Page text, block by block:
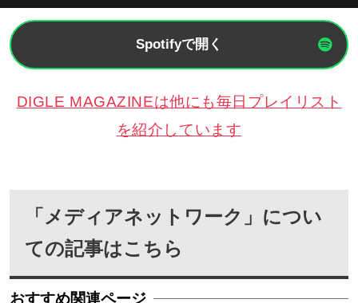
Spotifyで開く
DIGLE MAGAZINEは他にも毎日プレイリスト
を紹介しています
「メディアネットワーク」につい
ての記事はこちら